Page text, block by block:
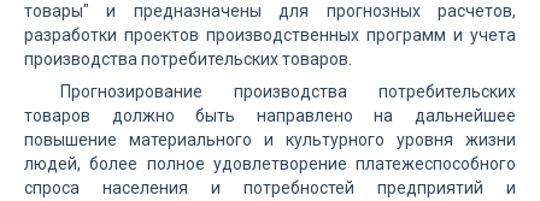
товары" и предназначены для прогнозных расчетов,
разработки проектов производственных программ и учета
производства потребительских товаров.
Прогнозирование производства потребительских
товаров должно быть направлено на дальнейшее
повышение материального и культурного уровня жизни
людей, более полное удовлетворение платежеспособного
спроса населения и потребностей предприятий и